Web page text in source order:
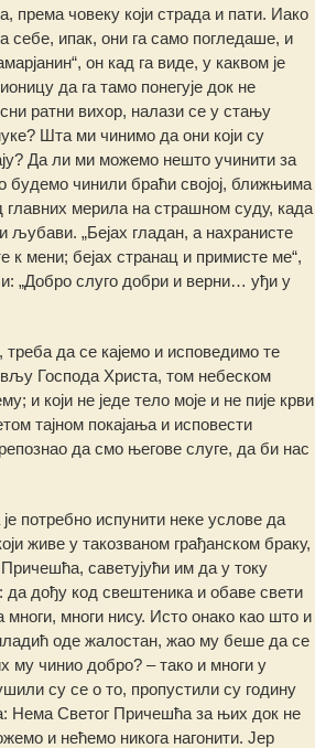
према човеку који страда и пати. Иако
себе, ипак, они га само погледаше, и
он кад га виде, у каквом је
да га тамо понегује док не
ратни вихор, налази се у стању
Шта ми чинимо да они који су
Да ли ми можемо нешто учинити за
чинили браћи својој, ближњима
главних мерила на страшном суду, када
„Бејах гладан, а нахранисте
к мени; бејах странац и примисте ме“,
„Добро слуго добри и верни… уђи у
да се кајемо и исповедимо те
Господа Христа, том небеском
и који не једе тело моје и не пије крви
тајном покајања и исповести
да смо његове слуге, да би нас
потребно испунити неке услове да
живе у такозваном грађанском браку,
саветујући им да у току
да дођу код свештеника и обаве свети
многи нису. Исто онако као што и
оде жалостан, жао му беше да се
му чинио добро? – тако и многи у
су се о то, пропустили су годину
Нема Светог Причешћа за њих док не
и нећемо никога нагонити. Јер